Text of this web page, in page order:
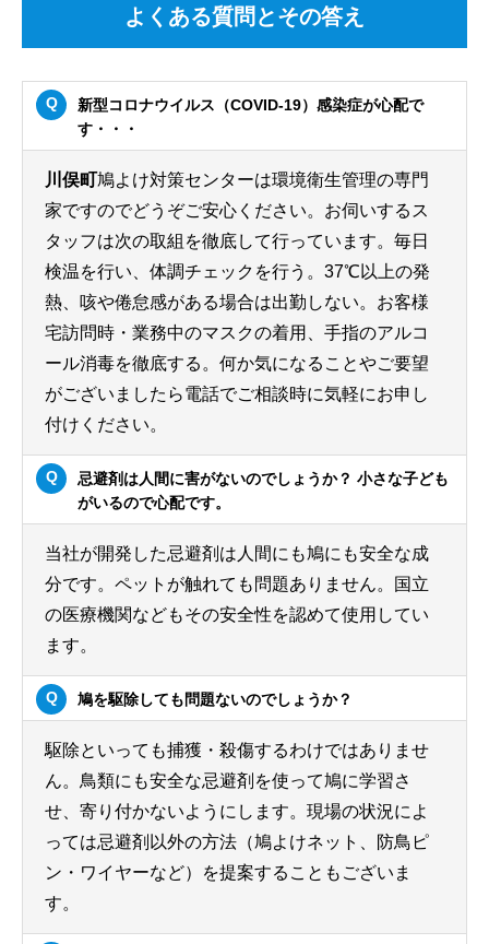
よくある質問とその答え
新型コロナウイルス（COVID-19）感染症が心配で
す・・・
川俣町鳩よけ対策センターは環境衛生管理の専門
家ですのでどうぞご安心ください。お伺いするス
タッフは次の取組を徹底して行っています。毎日
検温を行い、体調チェックを行う。37℃以上の発
熱、咳や倦怠感がある場合は出勤しない。お客様
宅訪問時・業務中のマスクの着用、手指のアルコ
ール消毒を徹底する。何か気になることやご要望
がございましたら電話でご相談時に気軽にお申し
付けください。
忌避剤は人間に害がないのでしょうか？ 小さな子ども
がいるので心配です。
当社が開発した忌避剤は人間にも鳩にも安全な成
分です。ペットが触れても問題ありません。国立
の医療機関などもその安全性を認めて使用してい
ます。
鳩を駆除しても問題ないのでしょうか？
駆除といっても捕獲・殺傷するわけではありませ
ん。鳥類にも安全な忌避剤を使って鳩に学習さ
せ、寄り付かないようにします。現場の状況によ
っては忌避剤以外の方法（鳩よけネット、防鳥ピ
ン・ワイヤーなど）を提案することもございま
す。